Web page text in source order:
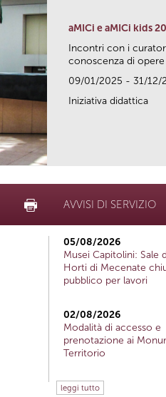
aMICi e aMICi kids
Incontri con i
conoscenza di
09/01/2025 - 31/12/
Iniziativa didattica
AVVISI DI SERVIZIO
05/08/2026
Musei Capitolini: Sale
Horti di Mecenate
pubblico per lavori
02/08/2026
Modalità di accesso e
prenotazione ai
Territorio
leggi tutto